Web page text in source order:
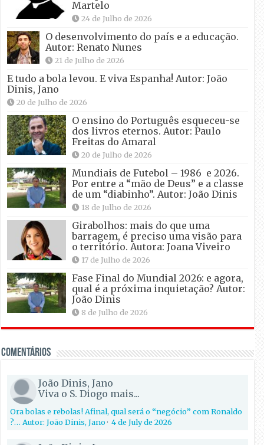
Martelo
24 de Julho de 2026
O desenvolvimento do país e a educação.
Autor: Renato Nunes
21 de Julho de 2026
E tudo a bola levou. E viva Espanha! Autor: João
Dinis, Jano
20 de Julho de 2026
O ensino do Português esqueceu-se
dos livros eternos. Autor: Paulo
Freitas do Amaral
20 de Julho de 2026
Mundiais de Futebol – 1986 e 2026.
Por entre a “mão de Deus” e a classe
de um “diabinho”. Autor: João Dinis
18 de Julho de 2026
Girabolhos: mais do que uma
barragem, é preciso uma visão para
o território. Autora: Joana Viveiro
17 de Julho de 2026
Fase Final do Mundial 2026: e agora,
qual é a próxima inquietação? Autor:
João Dinis
8 de Julho de 2026
Comentários
João Dinis, Jano
Viva o S. Diogo mais...
Ora bolas e rebolas! Afinal, qual será o “negócio” com Ronaldo
?… Autor: João Dinis, Jano·4 de July de 2026